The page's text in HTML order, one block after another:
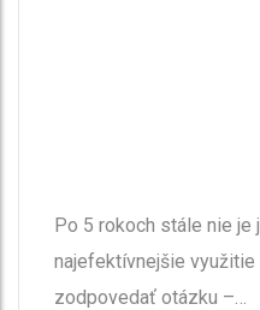
Po 5 rokoch stále nie je
najefektívnejšie
zodpovedať otázku –…